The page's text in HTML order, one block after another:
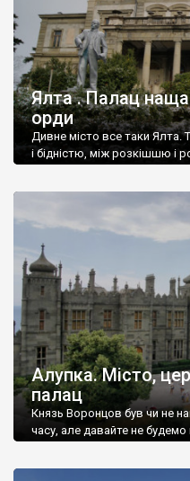
Ялта . Палац
орди
Дивне місто все таки Ялта.
і бідністю, між розкішшю і
Алупка. Місто,
палац
Князь Воронцов був чи не
часу, але давайте не